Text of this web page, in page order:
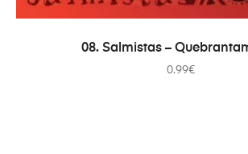
ADICIONAR
08. Salmistas –
0.99€